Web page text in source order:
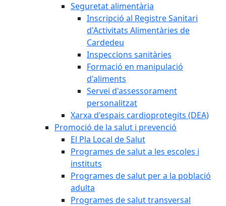
Seguretat alimentària
Inscripció al Registre Sanitari
d'Activitats Alimentàries de
Cardedeu
Inspeccions sanitàries
Formació en manipulació
d'aliments
Servei d'assessorament
personalitzat
Xarxa d'espais cardioprotegits (DEA)
Promoció de la salut i prevenció
El Pla Local de Salut
Programes de salut a les escoles i
instituts
Programes de salut per a la població
adulta
Programes de salut transversal